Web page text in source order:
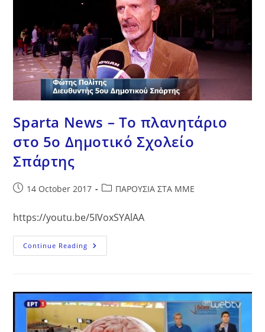
Sparta News – Το πλανητάριο
στο 5ο Δημοτικό Σχολείο
Σπάρτης
Post14 October 2017
PostΠΑΡΟΥΣΙΑ ΣΤΑ ΜΜΕ
https://youtu.be/5IVoxSYAlAA
Continue Reading Sparta
News
5ο
Δημοτικό
Σπάρτης